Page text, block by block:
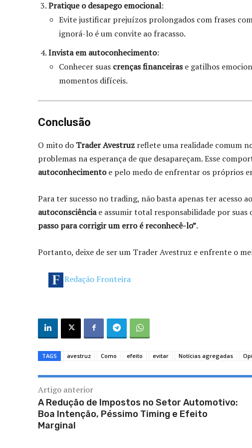
Pratique o desapego emocional:
Evite justificar prejuízos prolongados com frases
ignorá-lo é um convite ao fracasso.
Invista em autoconhecimento:
Conhecer suas crenças financeirase gatilhos
momentos difíceis.
Conclusão
O mito do Trader Avestruz reflete uma realidade comum
problemas na esperança de que desapareçam. Esse
autoconhecimentoe pelo medo de enfrentar os próprios
Para ter sucesso no trading, não basta apenas ter acesso
autoconsciênciae assumir total responsabilidade por suas
passo para corrigir um erro é reconhecê-lo”.
Portanto, deixe de ser um Trader Avestruz e enfrente o
Redação Fronteira
TAGS avestruz Como efeito evitar Notícias agregadas
Artigo anterior
A Redução de Impostos no Setor Automotivo:
Boa Intenção, Péssimo Timing e Efeito
Marginal